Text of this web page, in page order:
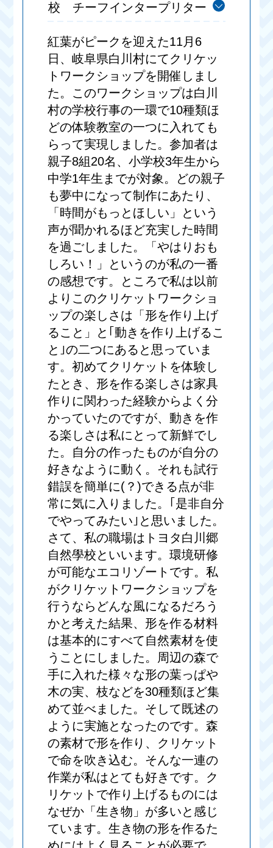
校 チーフインタープリター
紅葉がピークを迎えた11月6
日、岐阜県白川村にてクリケッ
トワークショップを開催しまし
た。このワークショップは白川
村の学校行事の一環で10種類ほ
どの体験教室の一つに入れても
らって実現しました。参加者は
親子8組20名、小学校3年生から
中学1年生までが対象。どの親子
も夢中になって制作にあたり、
「時間がもっとほしい」という
声が聞かれるほど充実した時間
を過ごしました。「やはりおも
しろい！」というのが私の一番
の感想です。ところで私は以前
よりこのクリケットワークショ
ップの楽しさは「形を作り上げ
ること」と｢動きを作り上げるこ
と｣の二つにあると思っていま
す。初めてクリケットを体験し
たとき、形を作る楽しさは家具
作りに関わった経験からよく分
かっていたのですが、動きを作
る楽しさは私にとって新鮮でし
た。自分の作ったものが自分の
好きなように動く。それも試行
錯誤を簡単に(？)できる点が非
常に気に入りました。｢是非自分
でやってみたい｣と思いました。
さて、私の職場はトヨタ白川郷
自然學校といいます。環境研修
が可能なエコリゾートです。私
がクリケットワークショップを
行うならどんな風になるだろう
かと考えた結果、形を作る材料
は基本的にすべて自然素材を使
うことにしました。周辺の森で
手に入れた様々な形の葉っぱや
木の実、枝などを30種類ほど集
めて並べました。そして既述の
ように実施となったのです。森
の素材で形を作り、クリケット
で命を吹き込む。そんな一連の
作業が私はとても好きです。ク
リケットで作り上げるものには
なぜか「生き物」が多いと感じ
ています。生き物の形を作るた